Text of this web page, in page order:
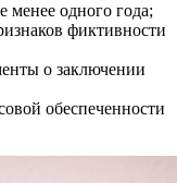
менее одного года;
фиктивности
о заключении
обеспеченности